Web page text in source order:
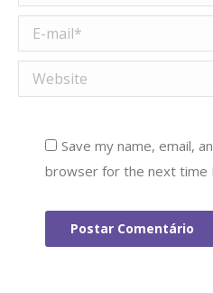
E-mail *
Website
Save my name, email,
browser for the next time
Postar Comentário